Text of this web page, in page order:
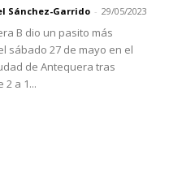
Sánchez-Garrido - 29/05/2023
B dio un pasito más
sábado 27 de mayo en el
de Antequera tras
2 a 1...